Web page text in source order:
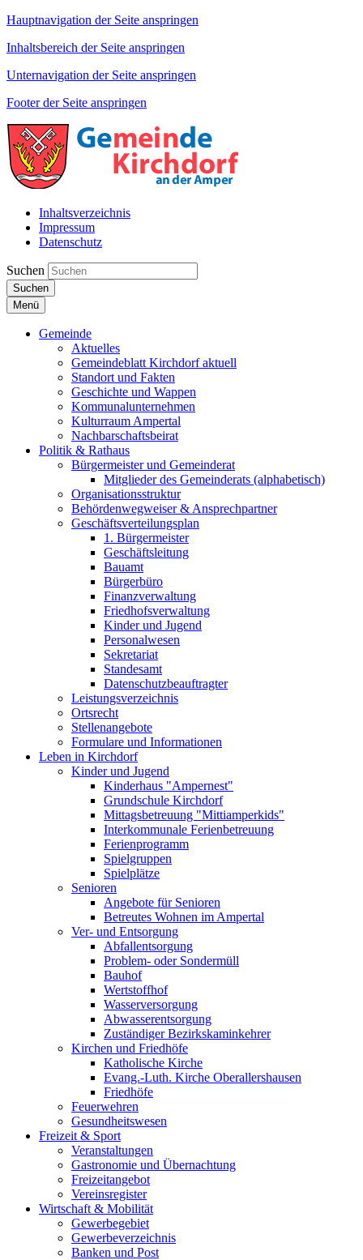
Hauptnavigation der Seite anspringen
Inhaltsbereich der Seite anspringen
Unternavigation der Seite anspringen
Footer der Seite anspringen
Inhaltsverzeichnis
Impressum
Datenschutz
Suchen
Suchen
Menü
Gemeinde
Aktuelles
Gemeindeblatt Kirchdorf aktuell
Standort und Fakten
Geschichte und Wappen
Kommunalunternehmen
Kulturraum Ampertal
Nachbarschaftsbeirat
Politik & Rathaus
Bürgermeister und Gemeinderat
Mitglieder des Gemeinderats (alphabetisch)
Organisationsstruktur
Behördenwegweiser & Ansprechpartner
Geschäftsverteilungsplan
1. Bürgermeister
Geschäftsleitung
Bauamt
Bürgerbüro
Finanzverwaltung
Friedhofsverwaltung
Kinder und Jugend
Personalwesen
Sekretariat
Standesamt
Datenschutzbeauftragter
Leistungsverzeichnis
Ortsrecht
Stellenangebote
Formulare und Informationen
Leben in Kirchdorf
Kinder und Jugend
Kinderhaus "Ampernest"
Grundschule Kirchdorf
Mittagsbetreuung "Mittiamperkids"
Interkommunale Ferienbetreuung
Ferienprogramm
Spielgruppen
Spielplätze
Senioren
Angebote für Senioren
Betreutes Wohnen im Ampertal
Ver- und Entsorgung
Abfallentsorgung
Problem- oder Sondermüll
Bauhof
Wertstoffhof
Wasserversorgung
Abwasserentsorgung
Zuständiger Bezirkskaminkehrer
Kirchen und Friedhöfe
Katholische Kirche
Evang.-Luth. Kirche Oberallershausen
Friedhöfe
Feuerwehren
Gesundheitswesen
Freizeit & Sport
Veranstaltungen
Gastronomie und Übernachtung
Freizeitangebot
Vereinsregister
Wirtschaft & Mobilität
Gewerbegebiet
Gewerbeverzeichnis
Banken und Post